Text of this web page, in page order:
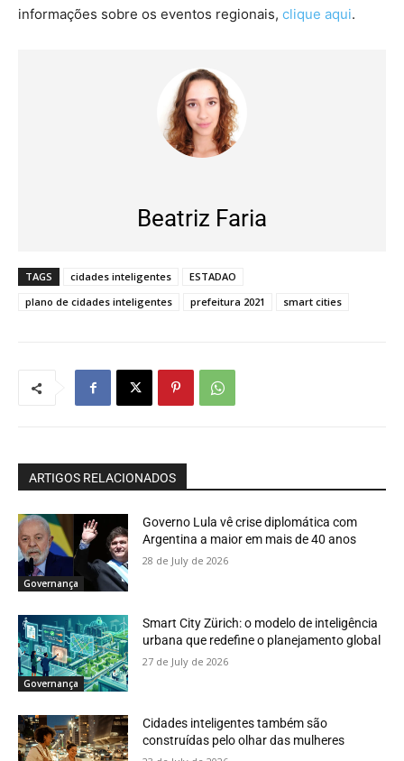
informações sobre os eventos regionais, clique aqui.
Beatriz Faria
TAGS cidades inteligentes
ESTADAO
plano de cidades inteligentes
prefeitura 2021 smart cities
ARTIGOS RELACIONADOS
Governança
Governo Lula vê crise diplomática com
Argentina a maior em mais de 40 anos
28 de July de 2026
Governança
Smart City Zürich: o modelo de inteligência
urbana que redefine o planejamento global
27 de July de 2026
Cidades inteligentes também são
construídas pelo olhar das mulheres